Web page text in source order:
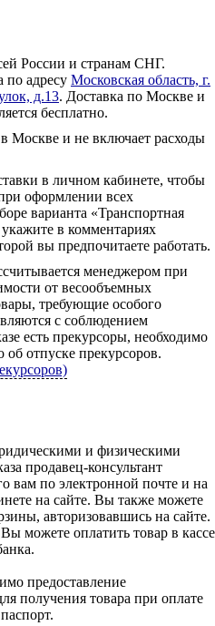
России и странам СНГ.
по адресу Московская область, г.
д.13. Доставка по Москве и
бесплатно.
Москве и не включает расходы
в личном кабинете, чтобы
оформлении всех
варианта «Транспортная
в комментариях
вы предпочитаете работать.
менеджером при
от весообъемных
требующие особого
с соблюдением
есть прекурсоры, необходимо
отпуске прекурсоров.
и физическими
продавец-консультант
вам по электронной почте и на
на сайте. Вы также можете
авторизовавшись на сайте.
можете оплатить товар в кассе
предоставление
получения товара при оплате